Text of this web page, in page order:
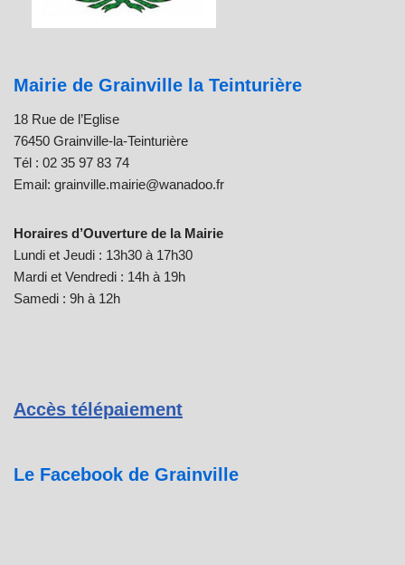
Mairie de Grainville la Teinturière
18 Rue de l’Eglise
76450 Grainville-la-Teinturière
Tél : 02 35 97 83 74
Email: grainville.mairie@wanadoo.fr
Horaires d’Ouverture de la Mairie
Lundi et Jeudi : 13h30 à 17h30
Mardi et Vendredi : 14h à 19h
Samedi : 9h à 12h
Accès télépaiement
Le Facebook de Grainville